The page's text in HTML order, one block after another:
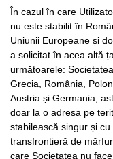
În cazul în care
nu este stabilit în
Uniunii Europeane și
a solicitat în acea altă
următoarele:
Grecia, România,
Austria și Germania,
doar la o adresa pe
stabilească singur și
transfrontieră de
care Societatea nu